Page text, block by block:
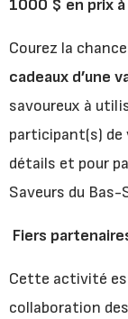
1000 $ en prix
Courez la
cadeaux d’une
savoureux à
participant(s)
détails et pour
Saveurs du Bas-
Fiers
Cette activité
collaboration